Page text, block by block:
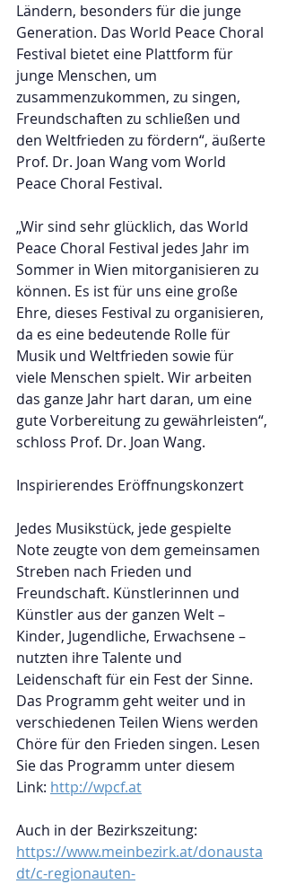
Ländern, besonders für die junge
Generation. Das World Peace Choral
Festival bietet eine Plattform für
junge Menschen, um
zusammenzukommen, zu singen,
Freundschaften zu schließen und
den Weltfrieden zu fördern“, äußerte
Prof. Dr. Joan Wang vom World
Peace Choral Festival.
„Wir sind sehr glücklich, das World
Peace Choral Festival jedes Jahr im
Sommer in Wien mitorganisieren zu
können. Es ist für uns eine große
Ehre, dieses Festival zu organisieren,
da es eine bedeutende Rolle für
Musik und Weltfrieden sowie für
viele Menschen spielt. Wir arbeiten
das ganze Jahr hart daran, um eine
gute Vorbereitung zu gewährleisten“,
schloss Prof. Dr. Joan Wang.
Inspirierendes Eröffnungskonzert
Jedes Musikstück, jede gespielte
Note zeugte von dem gemeinsamen
Streben nach Frieden und
Freundschaft. Künstlerinnen und
Künstler aus der ganzen Welt –
Kinder, Jugendliche, Erwachsene –
nutzten ihre Talente und
Leidenschaft für ein Fest der Sinne.
Das Programm geht weiter und in
verschiedenen Teilen Wiens werden
Chöre für den Frieden singen. Lesen
Sie das Programm unter diesem
Link: http://wpcf.at
Auch in der Bezirkszeitung:
https://www.meinbezirk.at/donausta
dt/c-regionauten-